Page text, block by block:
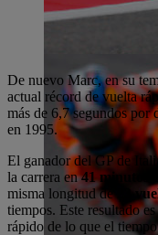
De nuevo Marc, en su
actual récord de vuelta
más de 6,7 segundos
en 1995.
El ganador del GP de
la carrera en41 minutos
misma longitud de
23
tiempos. Este resultado
rápido de lo que el